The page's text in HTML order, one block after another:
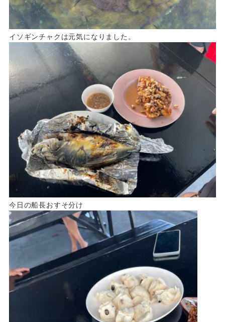
イソギンチャクは元気になりました。
今日の船長おすそ分け